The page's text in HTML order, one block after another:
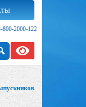
800-2000-122